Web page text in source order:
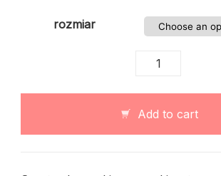
rozmiar
Damskie
z
ekoskóry
Add to cart